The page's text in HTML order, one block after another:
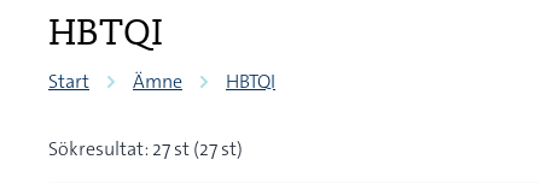
HBTQI
Start Ämne HBTQI
Sökresultat: 27 st (27 st)